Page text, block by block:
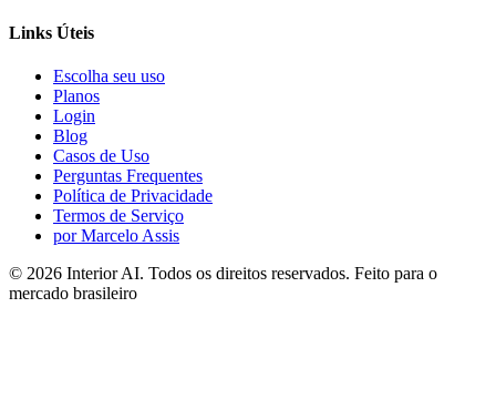
Links Úteis
Escolha seu uso
Planos
Login
Blog
Casos de Uso
Perguntas Frequentes
Política de Privacidade
Termos de Serviço
por Marcelo Assis
© 2026 Interior AI. Todos os direitos reservados. Feito para o
mercado brasileiro